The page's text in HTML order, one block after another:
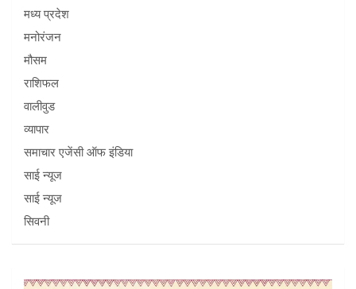
मध्य प्रदेश
मनोरंजन
मौसम
राशिफल
वालीवुड
व्यापार
समाचार एजेंसी ऑफ इंडिया
साई न्यूज
साई न्यूज
सिवनी